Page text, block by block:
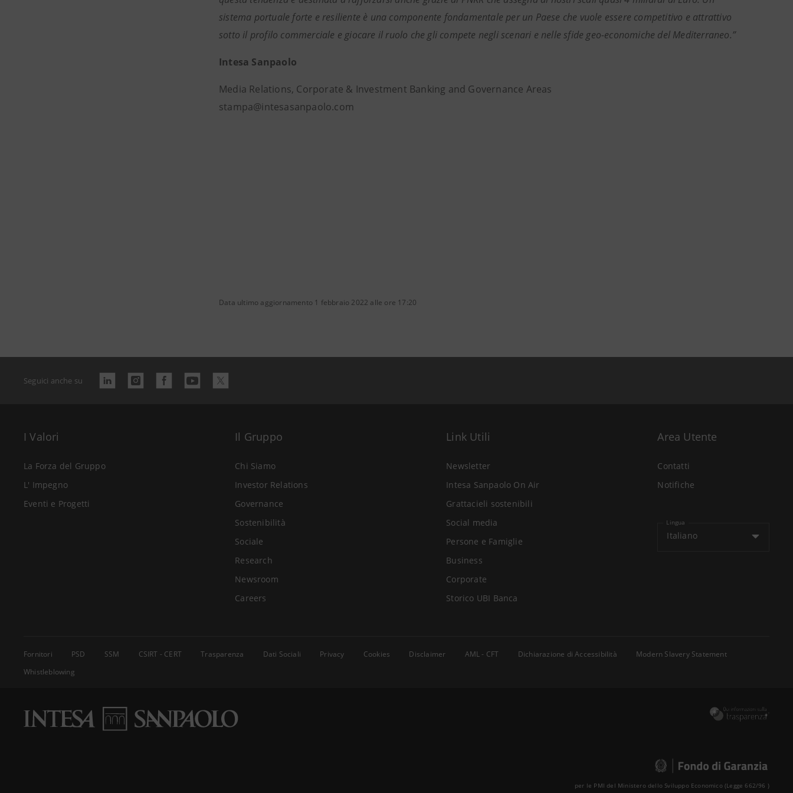
sistema portuale forte e resiliente è una componente fondamentale per un Paese che vuole essere competitivo e attrattivo
sotto il profilo commerciale e giocare il ruolo che gli compete negli scenari e nelle sfide geo-economiche del Mediterraneo.”
Intesa Sanpaolo
Media Relations, Corporate & Investment Banking and Governance Areas
stampa@intesasanpaolo.com
Data ultimo aggiornamento 1 febbraio 2022 alle ore 17:20
Seguici anche su
I Valori
La Forza del Gruppo
L' Impegno
Eventi e Progetti
Il Gruppo
Chi Siamo
Investor Relations
Governance
Sostenibilità
Sociale
Research
Newsroom
Careers
Link Utili
Newsletter
Intesa Sanpaolo On Air
Grattacieli sostenibili
Social media
Persone e Famiglie
Business
Corporate
Storico UBI Banca
Area Utente
Contatti
Notifiche
Lingua
Italiano
Fornitori PSD SSM CSIRT - CERT Trasparenza Dati Sociali Privacy Cookies Disclaimer AML - CFT Dichiarazione di Accessibilità
Modern Slavery Statement
Whistleblowing
per le PMI del Ministero dello Sviluppo Economico (Legge 662/96 )